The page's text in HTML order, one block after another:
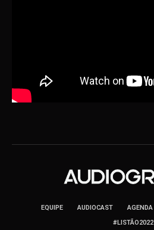
EQUIPE AUDIOCAST AGENDA
#LISTÃO2022